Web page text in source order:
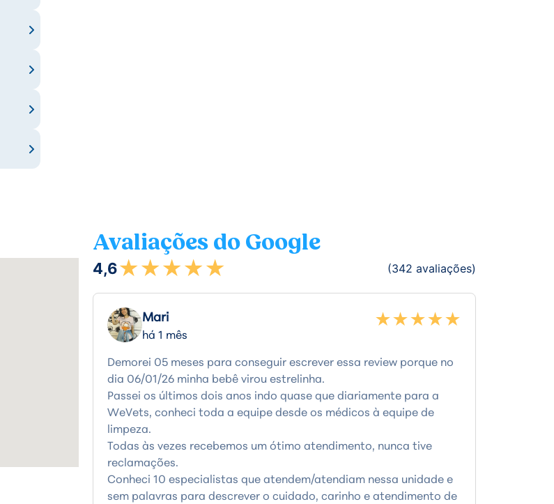
Avaliações do Google
4,6★★★★★ (342 avaliações)
Mari
há 1 mês
★★★★★
Demorei 05 meses para conseguir escrever essa review porque no
dia 06/01/26 minha bebê virou estrelinha.
Passei os últimos dois anos indo quase que diariamente para a
WeVets, conheci toda a equipe desde os médicos à equipe de
limpeza.
Todas às vezes recebemos um ótimo atendimento, nunca tive
reclamações.
Conheci 10 especialistas que atendem/atendiam nessa unidade e
sem palavras para descrever o cuidado, carinho e atendimento de